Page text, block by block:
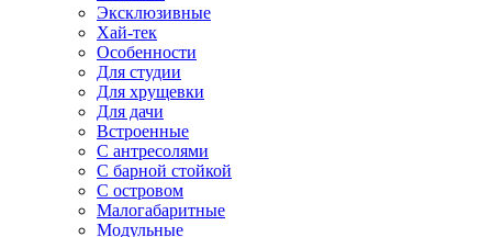
Эксклюзивные
Хай-тек
Особенности
Для студии
Для хрущевки
Для дачи
Встроенные
С антресолями
С барной стойкой
С островом
Малогабаритные
Модульные